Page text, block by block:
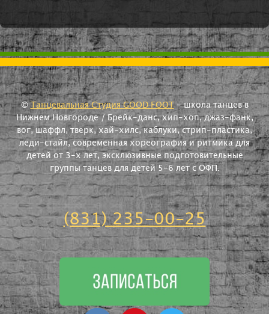
© Танцевальная Студия GOOD FOOT- школа танцев в
Нижнем Новгороде / Брейк-данс, хип-хоп, джаз-фанк,
вог, шаффл, тверк, хай-хилс, каблуки, стрип-пластика,
леди-стайл, современная хореография и ритмика для
детей от 3-х лет, эксклюзивные подготовительные
группы танцев для детей 5-6 лет с ОФП.
(831) 235-00-25